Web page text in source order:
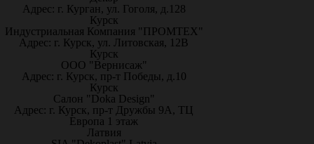
Адрес: г. Курган, ул. Гоголя, д.128
Курск
Индустриальная Компания "ПРОМТЕХ"
Адрес: г. Курск, ул. Литовская, 12В
Курск
ООО "Вернисаж"
Адрес: г. Курск, пр-т Победы, д.10
Курск
Салон "Doka Design"
Адрес: г. Курск, пр-т Дружбы 9А, ТЦ
Европа 1 этаж
Латвия